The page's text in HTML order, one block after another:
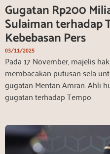
Gugatan Rp200
Sulaiman terhadap
Kebebasan Pers
03/11/2025
Pada 17 November, majelis
membacakan putusan sela
gugatan Mentan Amran. Ahli
gugatan terhadap Tempo